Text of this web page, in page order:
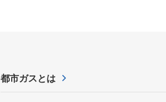
都市ガスとは